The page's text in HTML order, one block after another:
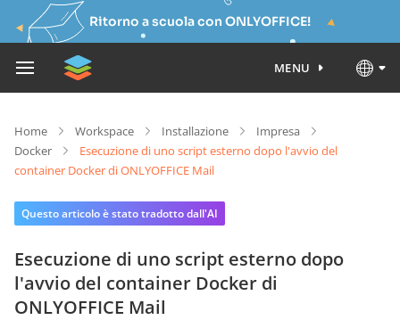
Ritorno a scuola con ONLYOFFICE!
MENU
Home Workspace Installazione
Impresa
Docker
Esecuzione di uno script esterno dopo l'avvio del
container Docker di ONLYOFFICE Mail
Questo articolo è stato tradotto dall'AI
Esecuzione di uno script esterno dopo
l'avvio del container Docker di
ONLYOFFICE Mail